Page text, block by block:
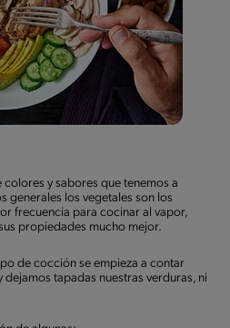
y sabores que tenemos a
generales los vegetales son los
frecuencia para cocinar al vapor,
propiedades mucho mejor.
de cocción se empieza a contar
tapadas nuestras verduras, ni